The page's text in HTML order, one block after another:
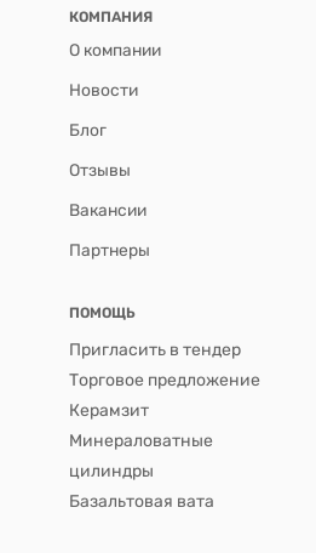
КОМПАНИЯ
О компании
Новости
Блог
Отзывы
Вакансии
Партнеры
ПОМОЩЬ
Пригласить в тендер
Торговое предложение
Керамзит
Минераловатные
цилиндры
Базальтовая вата